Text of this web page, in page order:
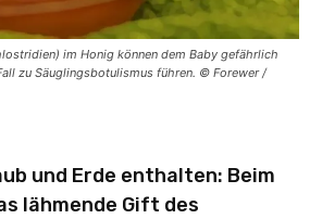
im Honig können dem Baby gefährlich
zu Säuglingsbotulismus führen. © Forewer /
und Erde enthalten: Beim
lähmende Gift des